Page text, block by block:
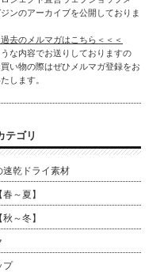
ンのアーカイブを公開しておりま
過去のメルマガはこちら＜＜＜
うな内容でお送りしておりますの
い物の際はぜひメルマガ登録をお
します。
テゴリ
速乾ドライ素材
～夏】
～冬】
プ